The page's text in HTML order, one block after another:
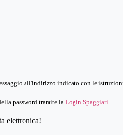
all'indirizzo indicato con le istruzioni
password tramite la Login Spaggiari
elettronica!